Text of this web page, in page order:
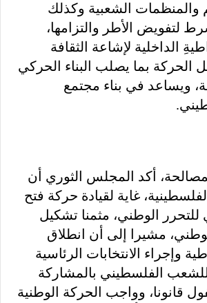
والمنظمات الشعبية وكذلك
لتفويض الأطر والتزامها،
الداخلية لإشاعة الثقافة
الحركة بما يصلب البناء الحركي
ويساعد في بناء مجتمع
أكد المجلس الثوري أن
غاية لقيادة حركة فتح
الوطني، مثمنا تشكيل
مشيرا إلى أن انطلاق
وإجراء الانتخابات الرئاسية
الفلسطيني بالمشاركة
قانونا، وواجب الحركة الوطنية